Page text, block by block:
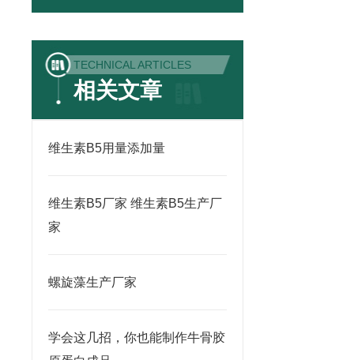
TECHNICAL ARTICLES
相关文章
维生素B5用量添加量
维生素B5厂家 维生素B5生产厂
家
螺旋藻生产厂家
学会这几招，你也能制作牛骨胶